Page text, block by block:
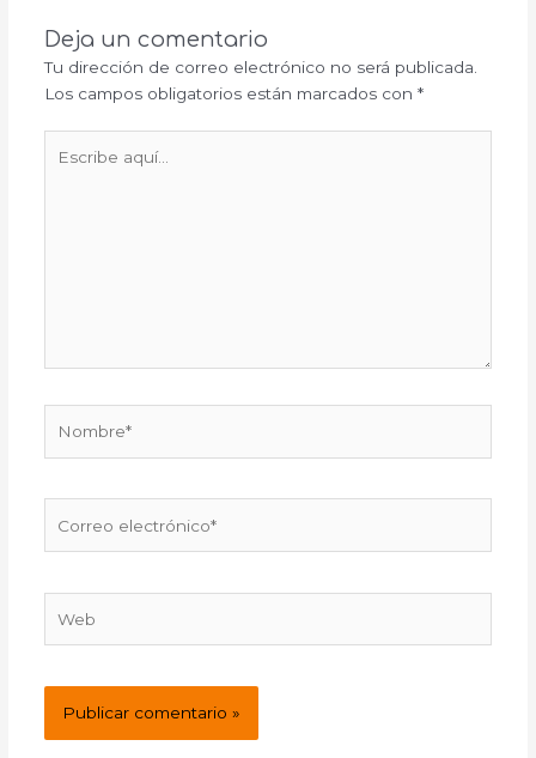
Deja un comentario
Tu dirección de correo electrónico no será publicada.
Los campos obligatorios están marcados con *
aquí...
electrónico*